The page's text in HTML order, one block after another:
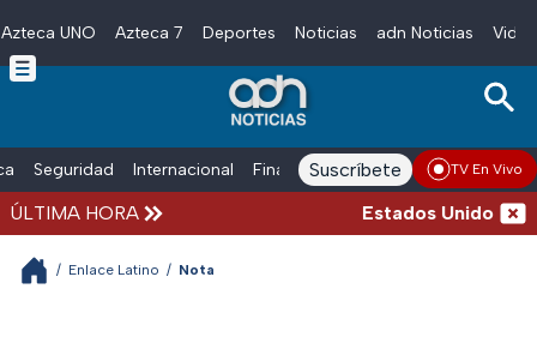
Skip to main content
Azteca UNO Azteca 7 Deportes Noticias adn Noticias
Seguridad Internacional Finanzas adn Noticias Radio
Suscríbete TV En Vivo
ÚLTIMA HORA Estados Unidos
/ Enlace Latino / Nota